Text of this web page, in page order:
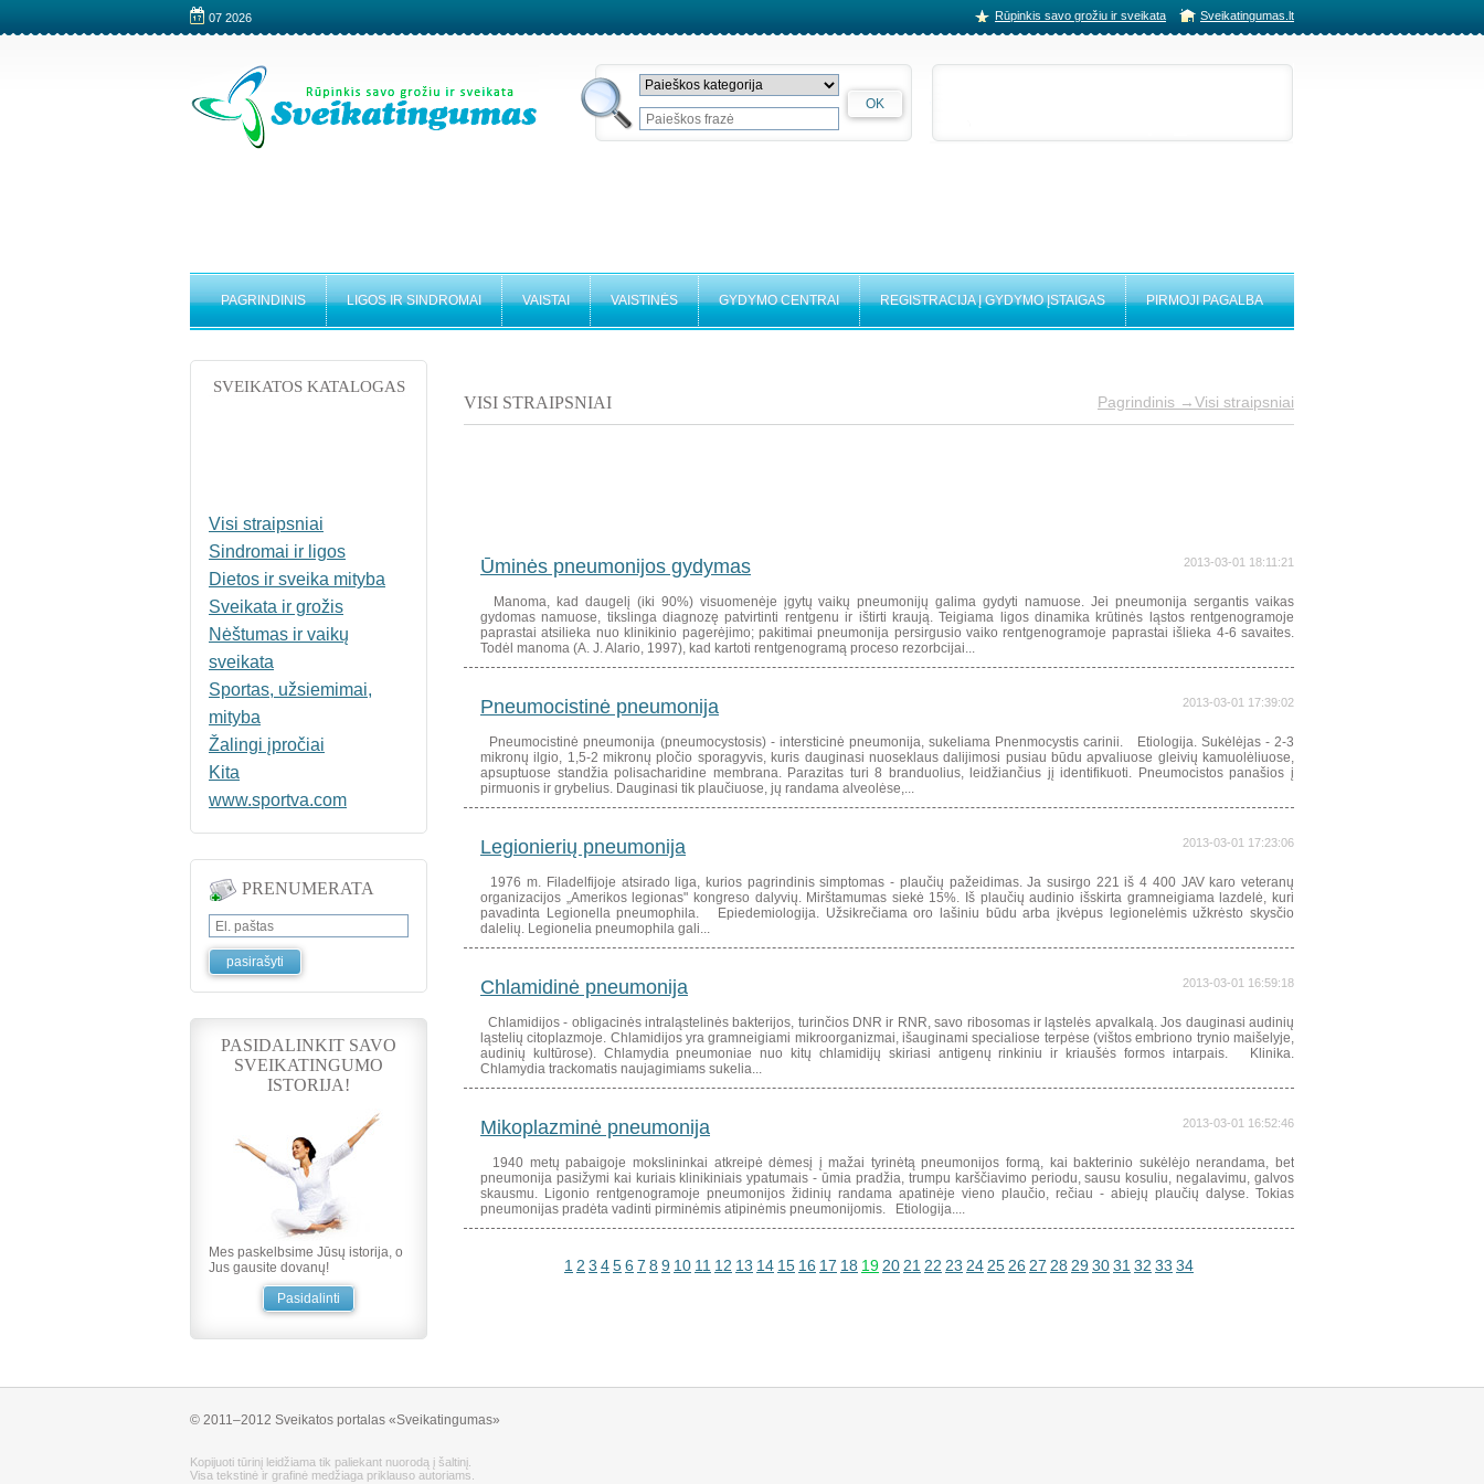
07 2026 Rūpinkis savo grožiu ir sveikata Sveikatingumas.lt
PAGRINDINIS LIGOS IR SINDROMAI VAISTAI VAISTINĖS GYDYMO CENTRAI REGISTRACIJA Į GYDYMO ĮSTAIGAS PIRMOJI PAGALBA
VISI STRAIPSNIAI Visi straipsniai
Pagrindinis →
Ūminės pneumonijos gydymas 2013-03-01 18:11:21
Manoma, kad daugelį (iki 90%) visuomenėje įgytų vaikų pneumonijų galima gydyti namuose. Jei pneumonija sergantis vaikas
gydomas namuose, tikslinga diagnozę patvirtinti rentgenu ir ištirti kraują. Teigiama ligos dinamika krūtinės ląstos rentgenogramoje
paprastai atsilieka nuo klinikinio pagerėjimo; pakitimai pneumonija persirgusio vaiko rentgenogramoje paprastai išlieka 4-6 savaites.
Todėl manoma (A. J. Alario, 1997), kad kartoti rentgenogramą proceso rezorbcijai...
Pneumocistinė pneumonija 2013-03-01 17:39:02
Pneumocistinė pneumonija (pneumocystosis) - intersticinė pneumonija, sukeliama Pnenmocystis carinii. Etiologija. Sukėlėjas - 2-3
mikronų ilgio, 1,5-2 mikronų pločio sporagyvis, kuris dauginasi nuoseklaus dalijimosi pusiau būdu apvaliuose gleivių kamuolėliuose,
apsuptuose standžia polisacharidine membrana. Parazitas turi 8 branduolius, leidžiančius jį identifikuoti. Pneumocistos panašios į
pirmuonis ir grybelius. Dauginasi tik plaučiuose, jų randama alveolėse,...
Legionierių pneumonija 2013-03-01 17:23:06
1976 m. Filadelfijoje atsirado liga, kurios pagrindinis simptomas - plaučių pažeidimas. Ja susirgo 221 iš 4 400 JAV karo veteranų
organizacijos „Amerikos legionas" kongreso dalyvių. Mirštamumas siekė 15%. Iš plaučių audinio išskirta gramneigiama lazdelė, kuri
pavadinta Legionella pneumophila. Epiedemiologija. Užsikrečiama oro lašiniu būdu arba įkvėpus legionelėmis užkrėsto skysčio
dalelių. Legionelia pneumophila gali...
Chlamidinė pneumonija 2013-03-01 16:59:18
Chlamidijos - obligacinės intraląstelinės bakterijos, turinčios DNR ir RNR, savo ribosomas ir ląstelės apvalkalą. Jos dauginasi audinių
ląstelių citoplazmoje. Chlamidijos yra gramneigiami mikroorganizmai, išauginami specialiose terpėse (vištos embriono trynio maišelyje,
audinių kultūrose). Chlamydia pneumoniae nuo kitų chlamidijų skiriasi antigenų rinkiniu ir kriaušės formos intarpais. Klinika.
Chlamydia trackomatis naujagimiams sukelia...
Mikoplazminė pneumonija 2013-03-01 16:52:46
1940 metų pabaigoje mokslininkai atkreipė dėmesį į mažai tyrinėtą pneumonijos formą, kai bakterinio sukėlėjo nerandama, bet
pneumonija pasižymi kai kuriais klinikiniais ypatumais - ūmia pradžia, trumpu karščiavimo periodu, sausu kosuliu, negalavimu, galvos
skausmu. Ligonio rentgenogramoje pneumonijos židinių randama apatinėje vieno plaučio, rečiau - abiejų plaučių dalyse. Tokias
pneumonijas pradėta vadinti pirminėmis atipinėmis pneumonijomis. Etiologija....
1 2 3 456 7 8 9 10 11 12 13 14 15 16 17 18 19 20 21 22 23 24 25 26 27 28 29 3031 32 33 34
SVEIKATOS KATALOGAS
Visi straipsniai
Sindromai ir ligos
Dietos ir sveika mityba
Sveikata ir grožis
Nėštumas ir vaikų
sveikata
Sportas, užsiemimai,
mityba
Žalingi įpročiai
Kita
www.sportva.com
PRENUMERATA
PASIDALINKIT SAVO
SVEIKATINGUMO
ISTORIJA!
Mes paskelbsime Jūsų istorija, o
Jus gausite dovanų!
Pasidalinti
© 2011–2012 Sveikatos portalas «Sveikatingumas»
Kopijuoti tūrinį leidžiama tik paliekant nuorodą į šaltinį.
Visa tekstinė ir grafinė medžiaga priklauso autoriams.